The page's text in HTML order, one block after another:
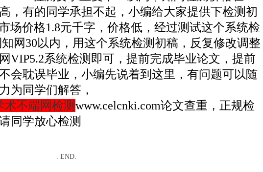
，有的同学承担不起，小编给大家提供下检测初
场价格1.8元千字，价格低，经过测试这个系统检
网30以内，用这个系统检测初稿，反复修改调整
VIP5.2系统检测即可，提前完成毕业论文，提前
会耽误毕业，小编先说着到这里，有问题可以随
为同学们解答，
术不端网检测www.celcnki.com论文查重，正规检
同学放心检测
. END.